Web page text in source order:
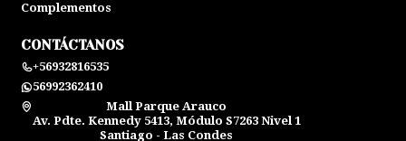
Complementos
CONTÁCTANOS
+56932816535
56992362410
Mall Parque Arauco
Av. Pdte. Kennedy 5413, Módulo S7263 Nivel 1
Santiago - Las Condes